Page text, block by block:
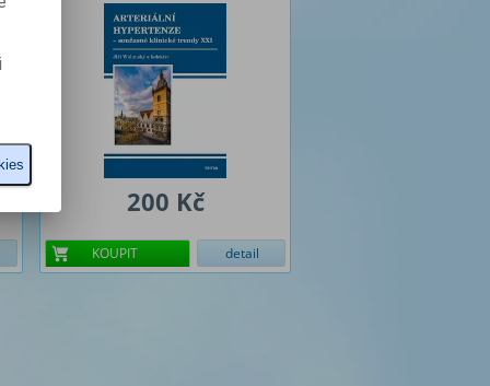
200 Kč
KOUPIT detail